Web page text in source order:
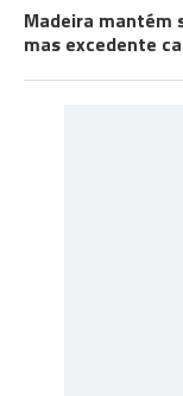
Madeira mantém
mas excedente